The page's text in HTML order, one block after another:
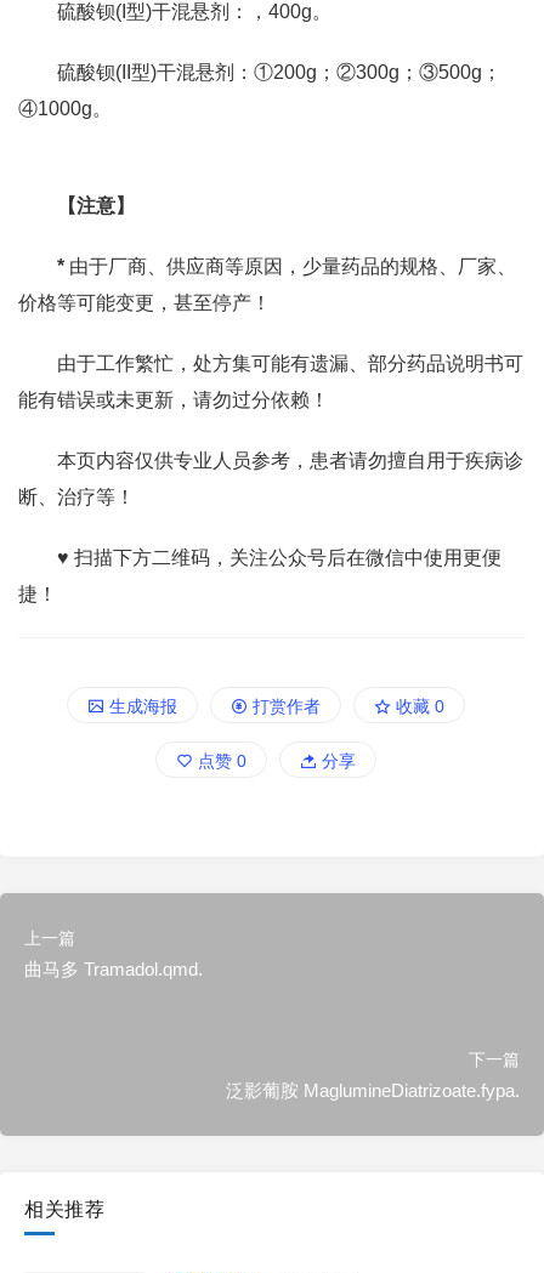
硫酸钡(I型)干混悬剂：，400g。
硫酸钡(II型)干混悬剂：①200g；②300g；③500g；
④1000g。
【注意】
* 由于厂商、供应商等原因，少量药品的规格、厂家、
价格等可能变更，甚至停产！
由于工作繁忙，处方集可能有遗漏、部分药品说明书可
能有错误或未更新，请勿过分依赖！
本页内容仅供专业人员参考，患者请勿擅自用于疾病诊
断、治疗等！
♥ 扫描下方二维码，关注公众号后在微信中使用更便
捷！
生成海报 打赏作者 收藏 0
点赞 0 分享
上一篇
曲马多 Tramadol.qmd.
下一篇
泛影葡胺 MaglumineDiatrizoate.fypa.
相关推荐